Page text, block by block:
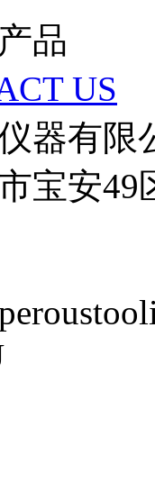
品
US
器有限
宝安